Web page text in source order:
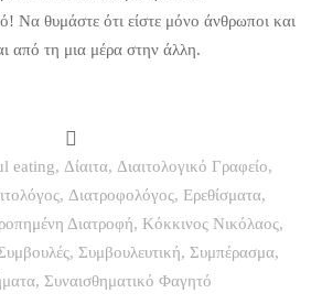
Να θυμάστε ότι είστε μόνο άνθρωποι και
από τη μια μέρα στην άλλη.
eating, Δίαιτα, Διαιτολογικό Γραφείο,
, Διατροφολόγος, Ερεθίσματα,
Διατροφή, Κόκκινος Νικόλαος,
, Συμβουλευτική, Συμπέρασμα,
, Συναισθηματικό Φαγητό